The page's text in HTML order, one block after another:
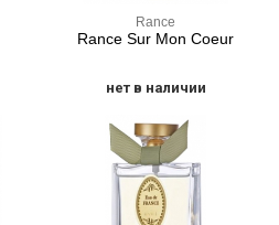
Rance
Rance Sur Mon Coeur
нет в наличии